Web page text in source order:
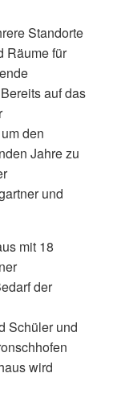
Standorte
Räume für
auf das
den
Jahre zu
und
mit 18
der
Schüler und
wird